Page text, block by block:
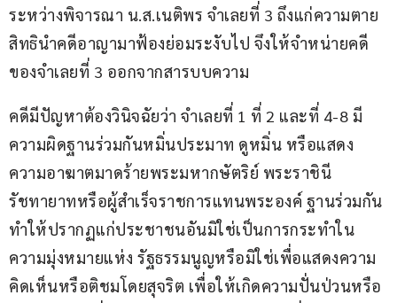
ระหว่างพิจารณา น.ส.เนติพร จำเลยที่ 3 ถึงแก่ความตาย
สิทธินำคดีอาญามาฟ้องย่อมระงับไป จึงให้จำหน่ายคดี
ของจำเลยที่ 3 ออกจากสารบบความ
คดีมีปัญหาต้องวินิจฉัยว่า จำเลยที่ 1 ที่ 2 และที่ 4-8 มี
ความผิดฐานร่วมกันหมิ่นประมาท ดูหมิ่น หรือแสดง
ความอาฆาตมาดร้ายพระมหากษัตริย์ พระราชินี
รัชทายาทหรือผู้สำเร็จราชการแทนพระองค์ ฐานร่วมกัน
ทำให้ปรากฏแก่ประชาชนอันมิใช่เป็นการกระทำใน
ความมุ่งหมายแห่ง รัฐธรรมนูญหรือมิใช่เพื่อแสดงความ
คิดเห็นหรือติชมโดยสุจริต เพื่อให้เกิดความปั่นป่วนหรือ